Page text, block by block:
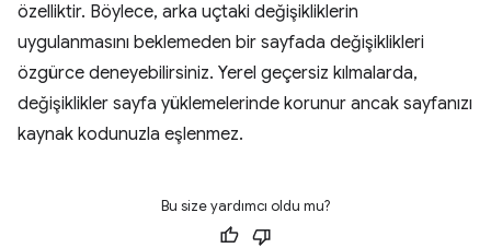
özelliktir. Böylece, arka uçtaki değişikliklerin
uygulanmasını beklemeden bir sayfada değişiklikleri
özgürce deneyebilirsiniz. Yerel geçersiz kılmalarda,
değişiklikler sayfa yüklemelerinde korunur ancak sayfanızı
kaynak kodunuzla eşlenmez.
Bu size yardımcı oldu mu?